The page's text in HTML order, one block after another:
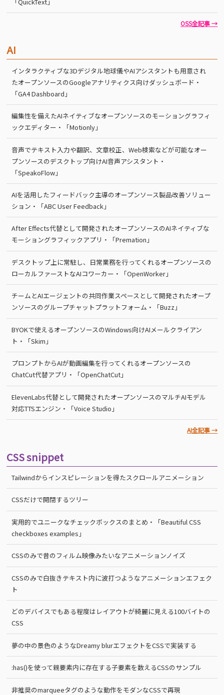
OSS全記事 →
AI
インタラクティブな3Dデジタル地球儀やAIアシスタントも用意され
たオープンソースのGoogleアナリティクス向けダッシュボード・
「GA4 Dashboard」
編集性を備えたAIネイティブなオープンソースのモーショングラフィ
ックエディター・「Motionly」
音声でテキスト入力や翻訳、文章校正、Web検索などが可能なオー
プンソースのデスクトップ向けAI音声アシスタント・
「SpeakoFlow」
AIを活用したフィードバック主導のオープンソース製品改善ソリュー
ション・「ABC User Feedback」
After Effects代替として開発されたオープンソースのAIネイティブな
モーショングラフィックアプリ・「Premation」
デスクトップ上に常駐し、日常業務を行ってくれるオープンソースの
ローカルファーストなAIコワーカー・「OpenWorker」
チームとAIエージェントの共同作業スペースとして開発されたオープ
ンソースのグループチャットプラットフォーム・「Buzz」
BYOKで使えるオープンソースのWindows向けAIメールクライアン
ト・「Skim」
プロンプトからAIが動画編集を行ってくれるオープンソースの
ChatCut代替アプリ・「OpenChatCut」
ElevenLabs代替として開発されたオープンソースのマルチAIモデル
対応TTSエンジン・「Voice Studio」
AI全記事 →
CSS snippet
Tailwindからインスピレーションを得たスクロールアニメーション
CSSだけで開閉するツリー
実用的でユニークなチェックボックスのまとめ・「Beautiful CSS
checkboxes examples」
CSSのみで昔のフィルム映像みたいなアニメーションノイズ
CSSのみで白抜きテキスト内に波打つようなアニメーションエフェク
ト
どのデバイスでもある程度はレイアウトが綺麗に見える100バイトの
CSS
夢の中の景色のようなDreamy blurエフェクトをCSSで実装する
:has()を使って親要素内に存在する子要素を数えるCSSのサンプル
非推奨のmarqueeタグのような動作をモダンなCSSで再現